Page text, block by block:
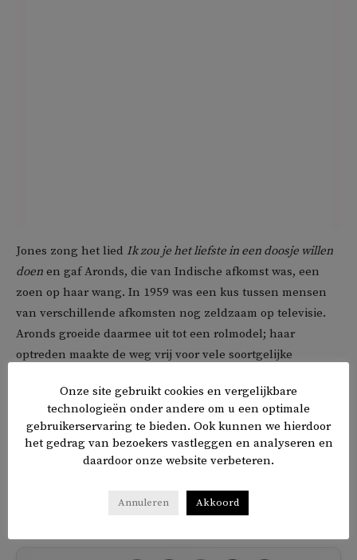
Jones zong het lied Ik zou je het liefste in een doosje willen
doen en gaf Aronds, die van Indische afkomst was, een
zoen op haar wang. In 1959 was een kus tussen mensen
van verschillende afkomsten nog zeldzaam op televisie.
Aronds groeide daarmee uit tot een rolmodel; haar
optreden maakte de weg vrij voor vele soortgelijke
Aronds was niet alleen actrice. Ze danste jarenlang bij het
Scapino Ballet en richtte later haar eigen dansscholen op.
In Suriname, waar ze enige tijd woonde, presenteerde ze
Onze site gebruikt cookies en vergelijkbare
technologieën onder andere om u een optimale
gebruikerservaring te bieden. Ook kunnen we hierdoor
het gedrag van bezoekers vastleggen en analyseren en
daardoor onze website verbeteren.
Annuleren Akkoord